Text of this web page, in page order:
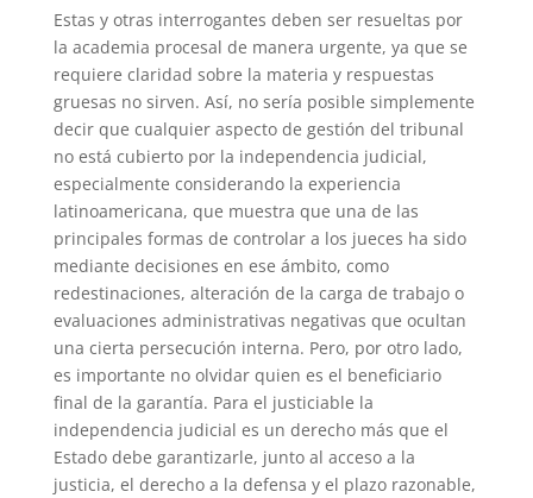
Estas y otras interrogantes deben ser resueltas por
la academia procesal de manera urgente, ya que se
requiere claridad sobre la materia y respuestas
gruesas no sirven. Así, no sería posible simplemente
decir que cualquier aspecto de gestión del tribunal
no está cubierto por la independencia judicial,
especialmente considerando la experiencia
latinoamericana, que muestra que una de las
principales formas de controlar a los jueces ha sido
mediante decisiones en ese ámbito, como
redestinaciones, alteración de la carga de trabajo o
evaluaciones administrativas negativas que ocultan
una cierta persecución interna. Pero, por otro lado,
es importante no olvidar quien es el beneficiario
final de la garantía. Para el justiciable la
independencia judicial es un derecho más que el
Estado debe garantizarle, junto al acceso a la
justicia, el derecho a la defensa y el plazo razonable,